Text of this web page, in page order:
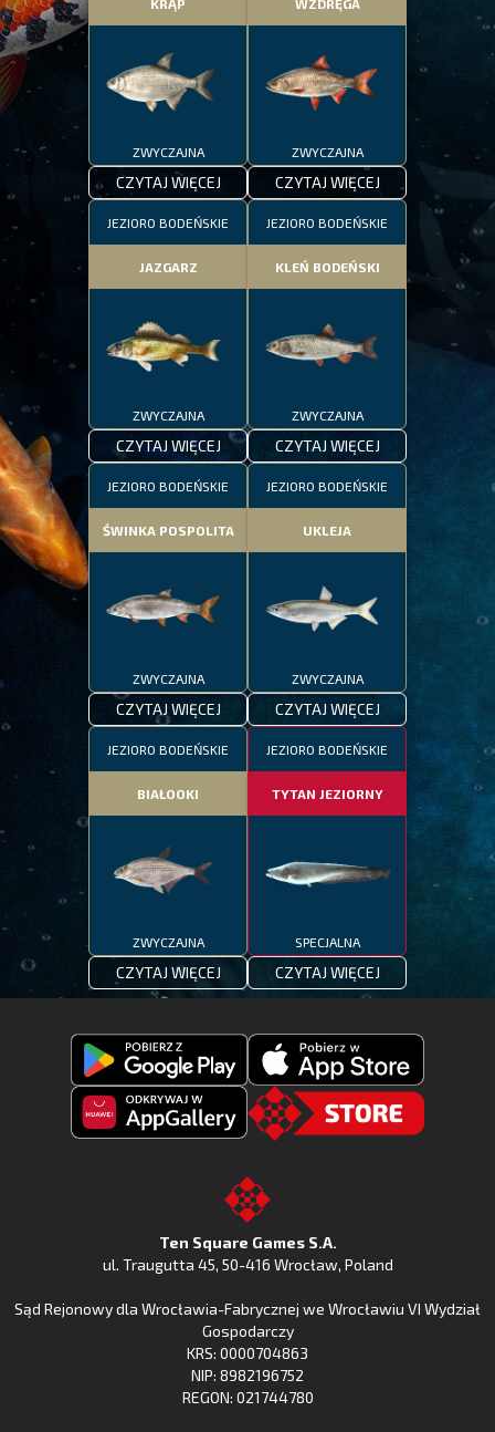
KRĄP
ZWYCZAJNA
CZYTAJ WIĘCEJ
WZDRĘGA
ZWYCZAJNA
CZYTAJ WIĘCEJ
JEZIORO BODEŃSKIE
JAZGARZ
ZWYCZAJNA
CZYTAJ WIĘCEJ
JEZIORO BODEŃSKIE
KLEŃ BODEŃSKI
ZWYCZAJNA
CZYTAJ WIĘCEJ
JEZIORO BODEŃSKIE
ŚWINKA POSPOLITA
ZWYCZAJNA
CZYTAJ WIĘCEJ
JEZIORO BODEŃSKIE
UKLEJA
ZWYCZAJNA
CZYTAJ WIĘCEJ
JEZIORO BODEŃSKIE
BIAŁOOKI
ZWYCZAJNA
CZYTAJ WIĘCEJ
JEZIORO BODEŃSKIE
TYTAN JEZIORNY
SPECJALNA
CZYTAJ WIĘCEJ
Pobierz
Fishing
Pobierz
Fishing
z
Apple
Store
Huawei
Gallery
to
the
Ten Square Games S.A.
ul. Traugutta 45, 50-416 Wrocław, Poland
Sąd Rejonowy dla Wrocławia-Fabrycznej we Wrocławiu VI Wydział
Gospodarczy
KRS: 0000704863
NIP: 8982196752
REGON: 021744780